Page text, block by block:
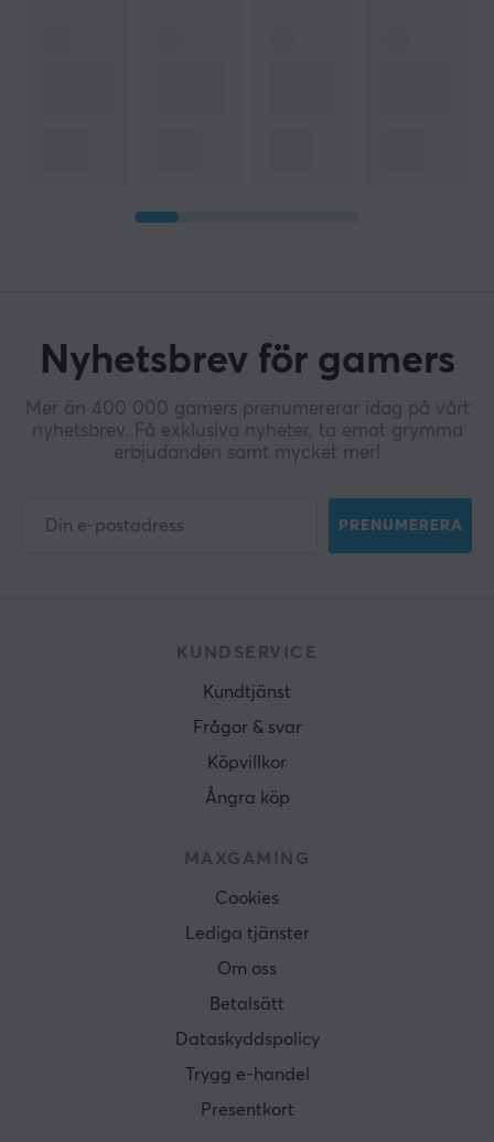
Nyhetsbrev för gamers
Mer än 400 000 gamers prenumererar idag på vårt
nyhetsbrev. Få exklusiva nyheter, ta emot grymma
erbjudanden samt mycket mer!
PRENUMERERA
KUNDSERVICE
Kundtjänst
Frågor & svar
Köpvillkor
Ångra köp
MAXGAMING
Cookies
Lediga tjänster
Om oss
Betalsätt
Dataskyddspolicy
Trygg e-handel
Presentkort